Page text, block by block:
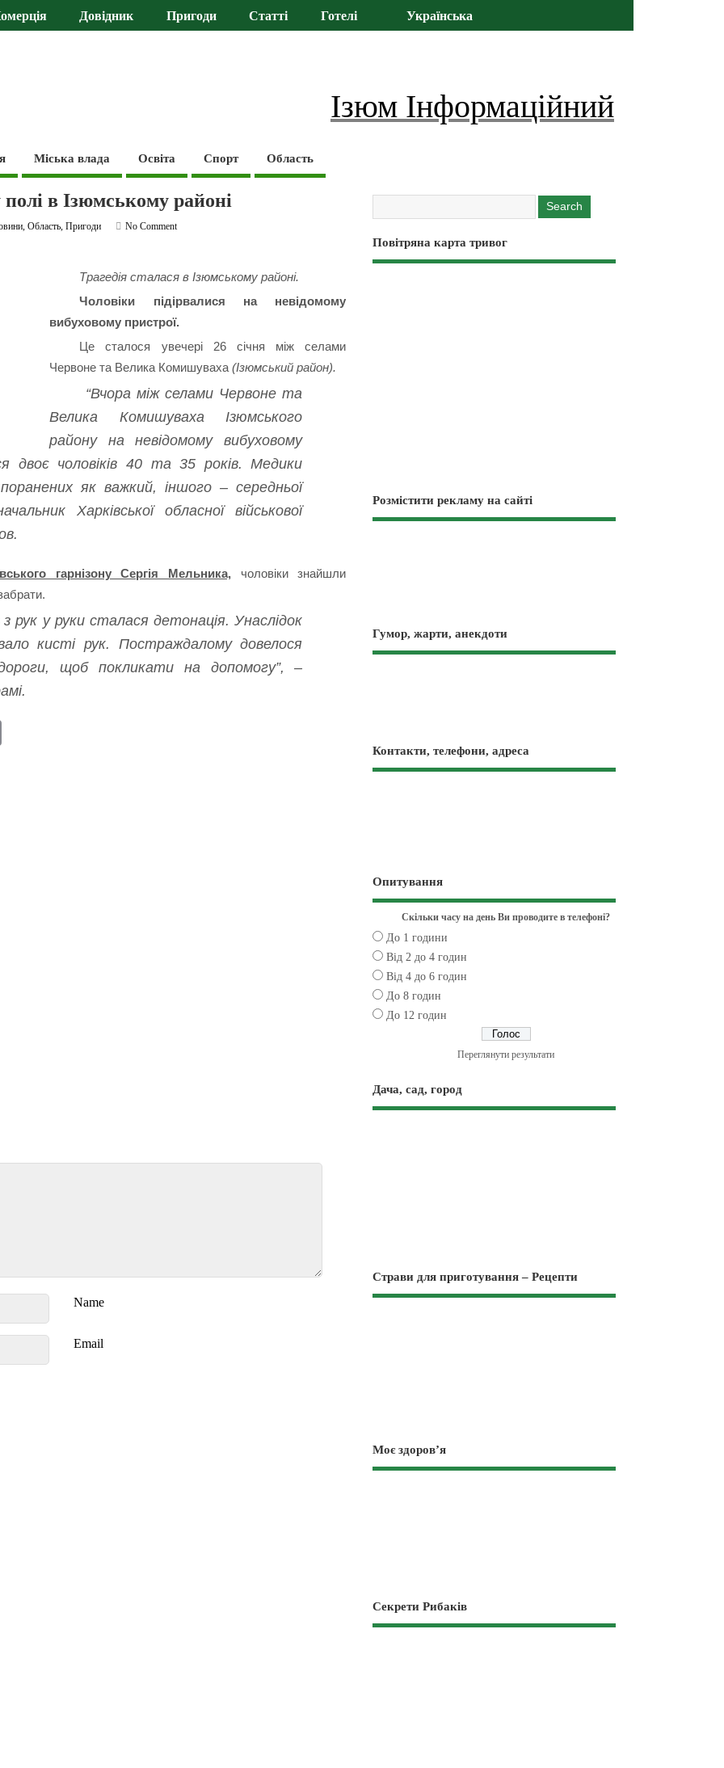
Довідник Пригоди Статті Готелі Українська
Ізюм Інформаційний
Міська влада Освіта Спорт Область
полі в Ізюмському районі
,Область,Пригоди
No Comment
Трагедія сталася в Ізюмському районі.
Чоловіки підірвалися на невідомому
вибуховому пристрої.
Це сталося увечері 26 січня між селами
Червоне та Велика Комишуваха(Ізюмський район).
“Вчора між селами Червоне та
Велика Комишуваха Ізюмського
району на невідомому вибуховому
двоє чоловіків 40 та 35 років. Медики
як важкий, іншого – середньої
Харківської обласної військової
гарнізону Сергія Мельника,чоловіки знайшли
з рук у руки сталася детонація. Унаслідок
кисті рук. Постраждалому довелося
щоб покликати на допомогу”, –
Name
Email
Повітряна карта тривог
Розмістити рекламу на сайті
Гумор, жарти, анекдоти
Контакти, телефони, адреса
Опитування
Скільки часу на день Ви проводите в телефоні?
До 1 години
Від 2 до 4 годин
Від 4 до 6 годин
До 8 годин
До 12 годин
Переглянути результати
Дача, сад, город
Страви для приготування – Рецепти
Моє здоров’я
Секрети Рибаків